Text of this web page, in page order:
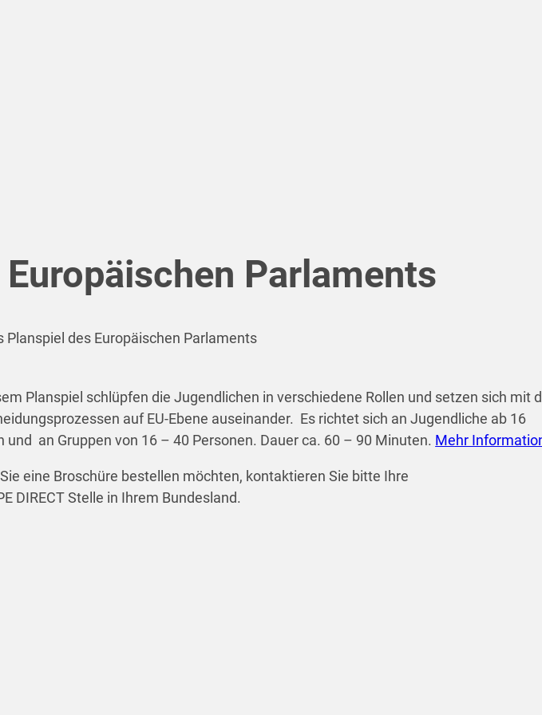
Parlaments
Planspiel des Europäischen Parlaments
Planspiel schlüpfen die Jugendlichen in verschiedene Rollen und setzen sich mit
auf EU-Ebene auseinander. Es richtet sich an Jugendliche ab 16
und an Gruppen von 16 – 40 Personen. Dauer ca. 60 – 90 Minuten. Mehr
eine Broschüre bestellen möchten, kontaktieren Sie bitte Ihre
DIRECT Stelle in Ihrem Bundesland.